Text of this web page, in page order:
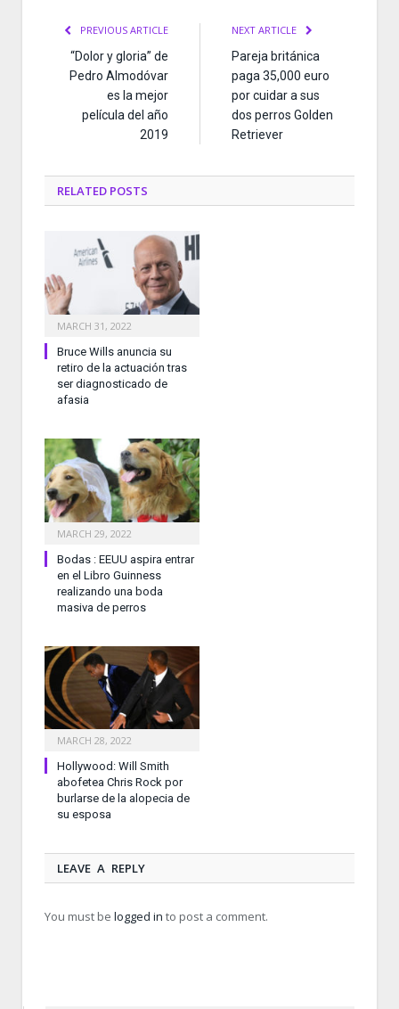
PREVIOUS ARTICLE
“Dolor y gloria” de
Pedro Almodóvar
es la mejor
película del año
2019
NEXT ARTICLE
Pareja británica
paga 35,000 euro
por cuidar a sus
dos perros Golden
Retriever
RELATED POSTS
MARCH 31, 2022
Bruce Wills anuncia su
retiro de la actuación tras
ser diagnosticado de
afasia
MARCH 29, 2022
Bodas : EEUU aspira entrar
en el Libro Guinness
realizando una boda
masiva de perros
MARCH 28, 2022
Hollywood: Will Smith
abofetea Chris Rock por
burlarse de la alopecia de
su esposa
LEAVE A REPLY
You must be logged in to post a comment.